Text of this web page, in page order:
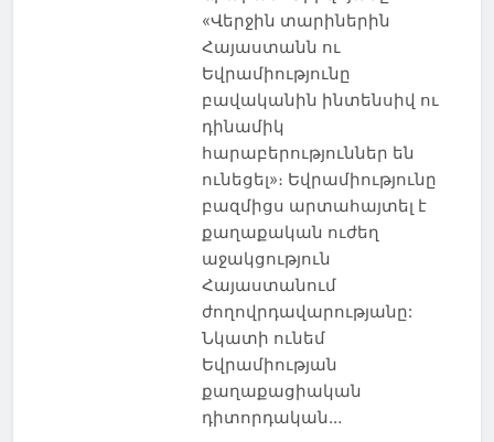
«Վերջին տարիներին
Հայաստանն ու
Եվրամիությունը
բավականին ինտենսիվ ու
դինամիկ
հարաբերություններ են
ունեցել»։ Եվրամիությունը
բազմիցս արտահայտել է
քաղաքական ուժեղ
աջակցություն
Հայաստանում
ժողովրդավարությանը:
Նկատի ունեմ
Եվրամիության
քաղաքացիական
դիտորդական…